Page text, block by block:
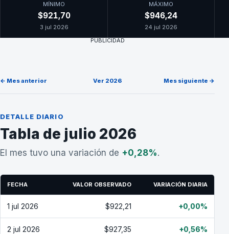
MÍNIMO
$921,70
3 jul 2026
MÁXIMO
$946,24
24 jul 2026
PUBLICIDAD
← Mes anterior Ver 2026 Mes siguiente →
DETALLE DIARIO
Tabla de julio 2026
El mes tuvo una variación de +0,28%.
FECHA VALOR OBSERVADO VARIACIÓN DIARIA
1 jul 2026 $922,21 +0,00%
2 jul 2026 $927,35 +0,56%